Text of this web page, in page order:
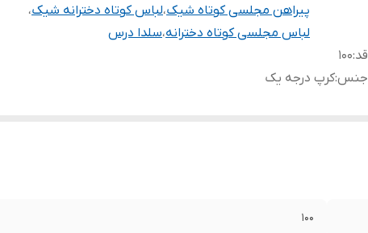
پیراهن مجلسی کوتاه شیک،لباس کوتاه دخترانه شیک،
لباس مجلسی کوتاه دخترانه،سلدا درس
قد:۱۰۰
جنس:کرپ درجه یک
۱۰۰